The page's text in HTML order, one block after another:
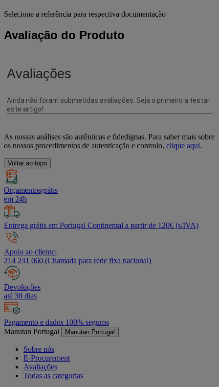
Selecione a referência para respectiva documentação
Avaliação do Produto
As nossas análises são autênticas e fidedignas. Para saber mais sobre
os nossos procedimentos de autenticação e controlo, clique aqui.
Voltar ao topo
Orçamentosgrátis
em 24h
Entrega grátis em Portugal Continental a partir de 120€ (s/IVA)
Apoio ao cliente:
214 241 060 (Chamada para rede fixa nacional)
Devoluções
até 30 dias
Pagamento e dados 100% seguros
Manutan Portugal
Manutan Portugal
Sobre nós
E-Procurement
Avaliações
Todas as categorias